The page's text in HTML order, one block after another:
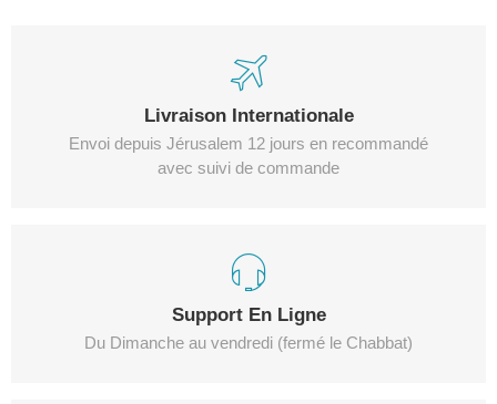
Livraison Internationale
Envoi depuis Jérusalem 12 jours en recommandé
avec suivi de commande
Support En Ligne
Du Dimanche au vendredi (fermé le Chabbat)